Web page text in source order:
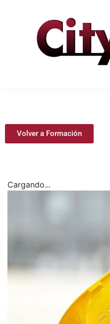
Volver a Formación
Cargando...